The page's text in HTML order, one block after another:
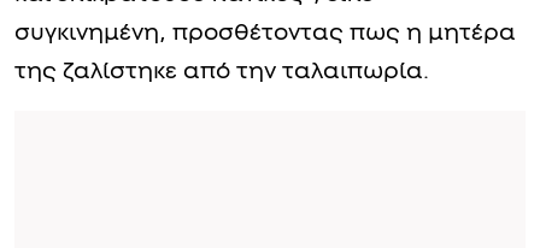
συγκινημένη, προσθέτοντας πως η μητέρα
της ζαλίστηκε από την ταλαιπωρία.